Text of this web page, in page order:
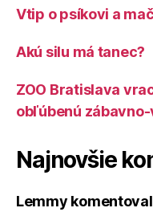
Vtip o psíkovi a
Akú silu má tanec?
ZOO Bratislava
obľúbenú
Najnovšie
Lemmy komentoval